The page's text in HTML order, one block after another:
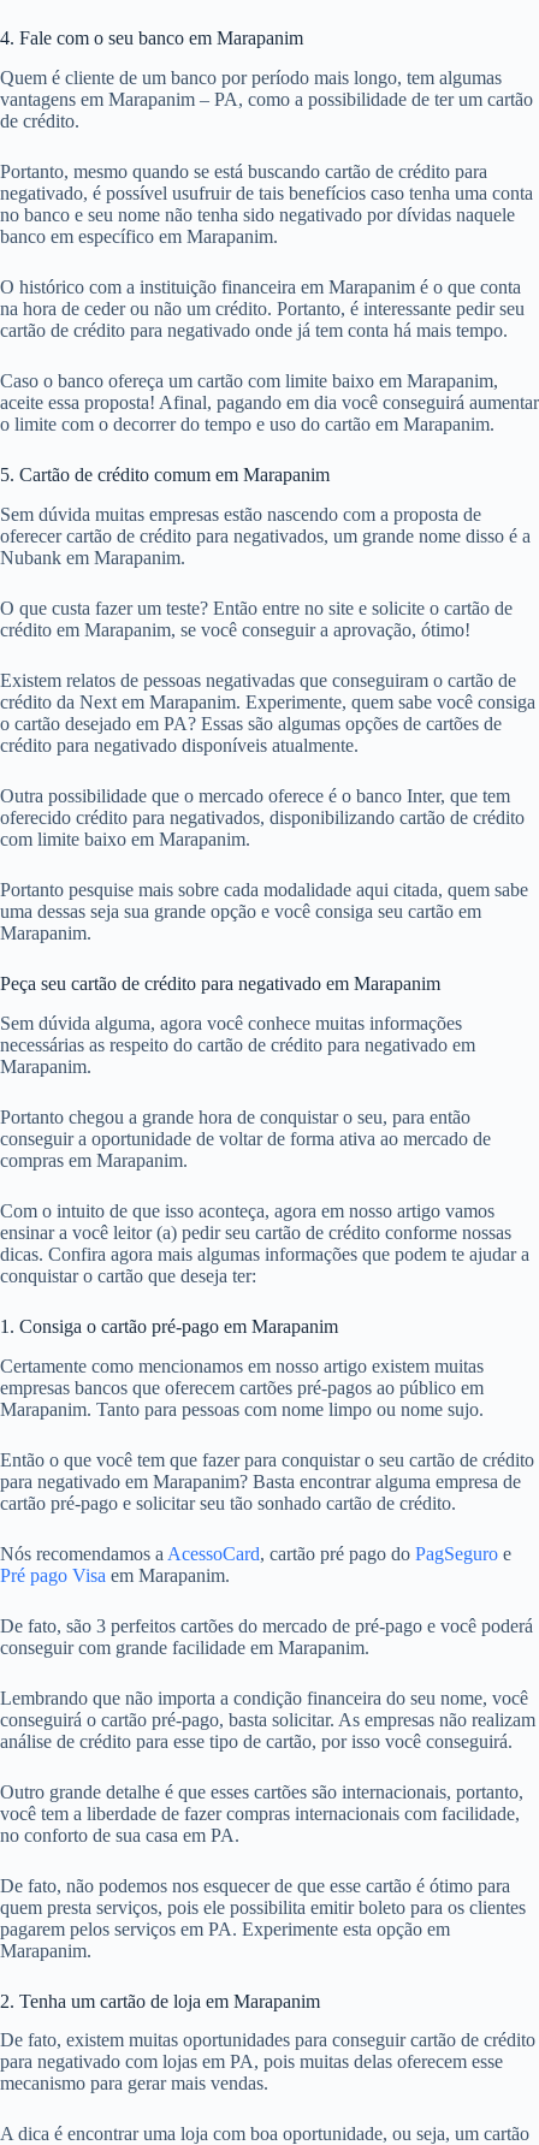
4. Fale com o seu banco em Marapanim
Quem é cliente de um banco por período mais longo, tem algumas
vantagens em Marapanim – PA, como a possibilidade de ter um cartão
de crédito.
Portanto, mesmo quando se está buscando cartão de crédito para
negativado, é possível usufruir de tais benefícios caso tenha uma conta
no banco e seu nome não tenha sido negativado por dívidas naquele
banco em específico em Marapanim.
O histórico com a instituição financeira em Marapanim é o que conta
na hora de ceder ou não um crédito. Portanto, é interessante pedir seu
cartão de crédito para negativado onde já tem conta há mais tempo.
Caso o banco ofereça um cartão com limite baixo em Marapanim,
aceite essa proposta! Afinal, pagando em dia você conseguirá aumentar
o limite com o decorrer do tempo e uso do cartão em Marapanim.
5. Cartão de crédito comum em Marapanim
Sem dúvida muitas empresas estão nascendo com a proposta de
oferecer cartão de crédito para negativados, um grande nome disso é a
Nubank em Marapanim.
O que custa fazer um teste? Então entre no site e solicite o cartão de
crédito em Marapanim, se você conseguir a aprovação, ótimo!
Existem relatos de pessoas negativadas que conseguiram o cartão de
crédito da Next em Marapanim. Experimente, quem sabe você consiga
o cartão desejado em PA? Essas são algumas opções de cartões de
crédito para negativado disponíveis atualmente.
Outra possibilidade que o mercado oferece é o banco Inter, que tem
oferecido crédito para negativados, disponibilizando cartão de crédito
com limite baixo em Marapanim.
Portanto pesquise mais sobre cada modalidade aqui citada, quem sabe
uma dessas seja sua grande opção e você consiga seu cartão em
Marapanim.
Peça seu cartão de crédito para negativado em Marapanim
Sem dúvida alguma, agora você conhece muitas informações
necessárias as respeito do cartão de crédito para negativado em
Marapanim.
Portanto chegou a grande hora de conquistar o seu, para então
conseguir a oportunidade de voltar de forma ativa ao mercado de
compras em Marapanim.
Com o intuito de que isso aconteça, agora em nosso artigo vamos
ensinar a você leitor (a) pedir seu cartão de crédito conforme nossas
dicas. Confira agora mais algumas informações que podem te ajudar a
conquistar o cartão que deseja ter:
1. Consiga o cartão pré-pago em Marapanim
Certamente como mencionamos em nosso artigo existem muitas
empresas bancos que oferecem cartões pré-pagos ao público em
Marapanim. Tanto para pessoas com nome limpo ou nome sujo.
Então o que você tem que fazer para conquistar o seu cartão de crédito
para negativado em Marapanim? Basta encontrar alguma empresa de
cartão pré-pago e solicitar seu tão sonhado cartão de crédito.
Nós recomendamos a AcessoCard, cartão pré pago do PagSeguro e
Pré pago Visa em Marapanim.
De fato, são 3 perfeitos cartões do mercado de pré-pago e você poderá
conseguir com grande facilidade em Marapanim.
Lembrando que não importa a condição financeira do seu nome, você
conseguirá o cartão pré-pago, basta solicitar. As empresas não realizam
análise de crédito para esse tipo de cartão, por isso você conseguirá.
Outro grande detalhe é que esses cartões são internacionais, portanto,
você tem a liberdade de fazer compras internacionais com facilidade,
no conforto de sua casa em PA.
De fato, não podemos nos esquecer de que esse cartão é ótimo para
quem presta serviços, pois ele possibilita emitir boleto para os clientes
pagarem pelos serviços em PA. Experimente esta opção em
Marapanim.
2. Tenha um cartão de loja em Marapanim
De fato, existem muitas oportunidades para conseguir cartão de crédito
para negativado com lojas em PA, pois muitas delas oferecem esse
mecanismo para gerar mais vendas.
A dica é encontrar uma loja com boa oportunidade, ou seja, um cartão